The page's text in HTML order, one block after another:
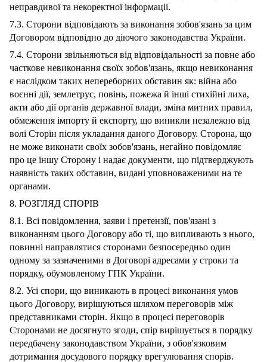
неправдивої та некоректної інформаціі.
7.3. Сторони відповідають за виконання зобов'язань за цим
Договором відповідно до діючого законодавства України.
7.4. Сторони звільняються від відповідальності за повне або
часткове невиконання своїх зобов'язань, якщо невиконання
є наслідком таких непереборних обставин як: війна або
воєнні дії, землетрус, повінь, пожежа й інші стихійні лиха,
акти або дії органів державної влади, зміна митних правил,
обмеження імпорту й експорту, що виникли незалежно від
волі Сторін після укладання даного Договору. Сторона, що
не може виконати своїх зобов'язань, негайно повідомляє
про це іншу Сторону і надає документи, що підтверджують
наявність таких обставин, видані уповноваженими на те
органами.
8. РОЗГЛЯД СПОРІВ
8.1. Всі повідомлення, заяви і претензії, пов'язані з
виконанням цього Договору або ті, що випливають з нього,
повинні направлятися сторонами безпосередньо один
одному за зазначеними в Договорі адресами у строки та
порядку, обумовленому ГПК України.
8.2. Усі спори, що виникають в процесі виконання умов
цього Договору, вирішуються шляхом переговорів між
представниками сторін. Якщо в процесі переговорів
Сторонами не досягнуто згоди, спір вирішується в порядку
передбачену законодавством України, з обов'язковим
дотримання досудового порядку врегулювання спорів.